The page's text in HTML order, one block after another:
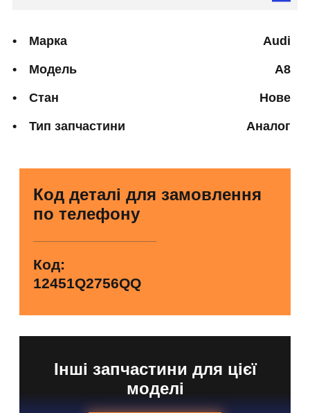
Марка Audi
Модель A8
Стан Нове
Тип запчастини Аналог
Код деталі для замовлення
по телефону
Код:
12451Q2756QQ
Інші запчастини для цієї
моделі